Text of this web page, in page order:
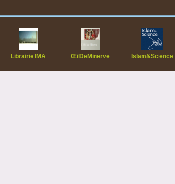
Librairie IMA ŒilDeMinerve Islam&Science